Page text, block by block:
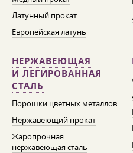
Латунный прокат
Европейская латунь
НЕРЖАВЕЮЩАЯ
И ЛЕГИРОВАННАЯ
СТАЛЬ
Порошки цветных металлов
Нержавеющий прокат
Жаропрочная
нержавеющая сталь